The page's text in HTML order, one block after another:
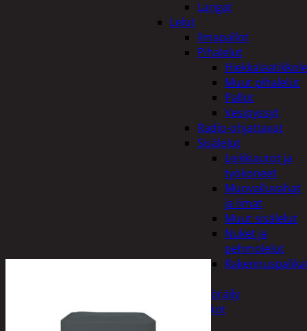
Langat
Lelut
Ilmapallot
Pihalelut
Muut pihalelut
Pallot
Vesipyssyt
Radio-ohjattavat
Sisälelut
Leikkiautot ja
työkoneet
Muovailuvahat
ja limat
Muut sisälelut
Nuket ja
pehmolelut
Polkupyöräily
Lukot